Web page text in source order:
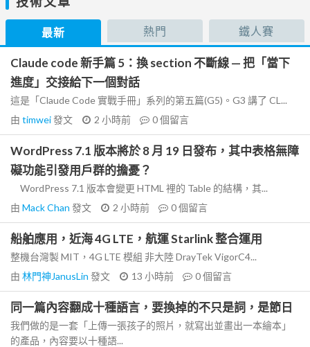
最新 熱門 鐵人賽
Claude code 新手篇 5：換 section 不斷線 — 把「當下
進度」交接給下一個對話
這是「Claude Code 實戰手冊」系列的第五篇(G5)。G3 講了 CL...
由 timwei發文 2 小時前 0個留言
WordPress 7.1 版本將於 8 月 19 日發布，其中表格無障
礙功能引發用戶群的擔憂？
WordPress 7.1 版本會變更 HTML 裡的 Table 的結構，其...
由 Mack Chan 發文 2 小時前 0個留言
船舶應用，近海 4G LTE，航運 Starlink 整合運用
整機台灣製 MIT，4G LTE 模組 非大陸 DrayTek VigorC4...
由 林門神JanusLin 發文 13 小時前 0個留言
同一篇內容翻成十種語言，要換掉的不只是詞，是節日
我們做的是一套「上傳一張孩子的照片，就寫出並畫出一本繪本」
的產品，內容要以十種語...